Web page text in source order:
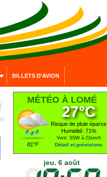
BILLETS D'AVION
MÉTÉO À LOMÉ
81°F
27°C
Risque de pluie éparse
Humidité: 71%
Vent: SSW à 21km/h
Détail et prévisions
jeu. 6 août